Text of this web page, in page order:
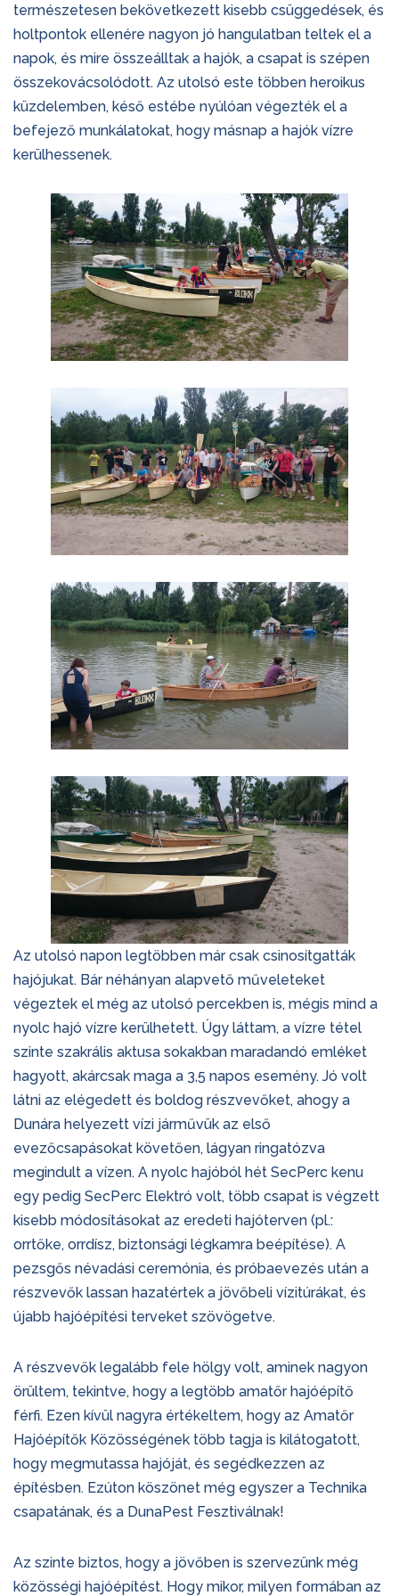
természetesen bekövetkezett kisebb csüggedések, és
holtpontok ellenére nagyon jó hangulatban teltek el a
napok, és mire összeálltak a hajók, a csapat is szépen
összekovácsolódott. Az utolsó este többen heroikus
küzdelemben, késő estébe nyúlóan végezték el a
befejező munkálatokat, hogy másnap a hajók vízre
kerülhessenek.
Az utolsó napon legtöbben már csak csinosítgatták
hajójukat. Bár néhányan alapvető műveleteket
végeztek el még az utolsó percekben is, mégis mind a
nyolc hajó vízre kerülhetett. Úgy láttam, a vízre tétel
szinte szakrális aktusa sokakban maradandó emléket
hagyott, akárcsak maga a 3,5 napos esemény. Jó volt
látni az elégedett és boldog részvevőket, ahogy a
Dunára helyezett vízi járművük az első
evezőcsapásokat követően, lágyan ringatózva
megindult a vízen. A nyolc hajóból hét SecPerc kenu
egy pedig SecPerc Elektró volt, több csapat is végzett
kisebb módosításokat az eredeti hajóterven (pl.:
orrtőke, orrdísz, biztonsági légkamra beépítése). A
pezsgős névadási ceremónia, és próbaevezés után a
részvevők lassan hazatértek a jövőbeli vízitúrákat, és
újabb hajóépítési terveket szövögetve.
A részvevők legalább fele hölgy volt, aminek nagyon
örültem, tekintve, hogy a legtöbb amatőr hajóépítő
férfi. Ezen kívül nagyra értékeltem, hogy az Amatőr
Hajóépítők Közösségének több tagja is kilátogatott,
hogy megmutassa hajóját, és segédkezzen az
építésben. Ezúton köszönet még egyszer a Technika
csapatának, és a DunaPest Fesztiválnak!
Az szinte biztos, hogy a jövőben is szervezünk még
közösségi hajóépítést. Hogy mikor, milyen formában az